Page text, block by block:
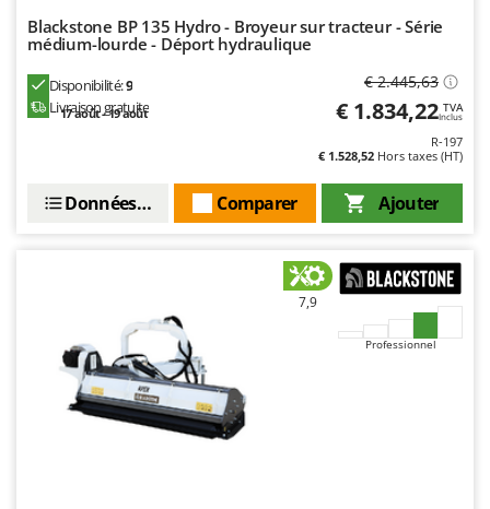
Stocker
Sunseeker
Tellarini Pompe
Titania
Tornado
Tre Spade
Trev - Abrek - TecnoVIR
Blackstone BP 135 Hydro - Broyeur sur tracteur - Série
médium-lourde - Déport hydraulique
Disponibilité:9
Livraison gratuite
17 août - 19 août
€ 2.445,63
€ 1.834,22 TVA
Inclus
R-197
€ 1.528,52 Hors taxes (HT)
Ajouter
Comparer
Données techniques
7,9
Professionnel